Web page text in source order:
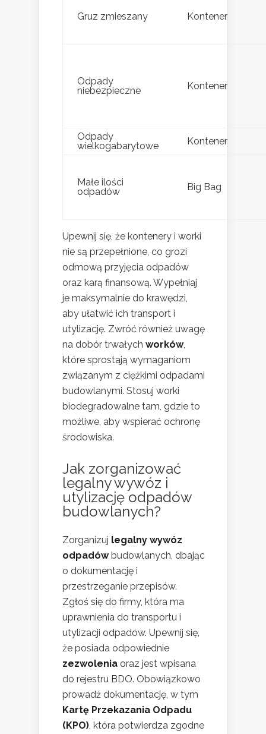
Gruz zmieszany Kontener
Odpady
niebezpieczne
Kontener
Odpady
wielkogabarytowe
Kontener
Małe ilości
odpadów
Big Bag
Upewnij się, że kontenery i worki
nie są przepełnione, co grozi
odmową przyjęcia odpadów
oraz karą finansową. Wypełniaj
je maksymalnie do krawędzi,
aby ułatwić ich transport i
utylizację. Zwróć również uwagę
na dobór trwałych worków,
które sprostają wymaganiom
związanym z ciężkimi odpadami
budowlanymi. Stosuj worki
biodegradowalne tam, gdzie to
możliwe, aby wspierać ochronę
środowiska.
Jak zorganizować
legalny wywóz i
utylizację odpadów
budowlanych?
Zorganizuj legalny wywóz
odpadówbudowlanych, dbając
o dokumentację i
przestrzeganie przepisów.
Zgłoś się do firmy, która ma
uprawnienia do transportu i
utylizacji odpadów. Upewnij się,
że posiada odpowiednie
zezwolenia oraz jest wpisana
do rejestru BDO. Obowiązkowo
prowadź dokumentację, w tym
Kartę Przekazania Odpadu
(KPO) , która potwierdza zgodne